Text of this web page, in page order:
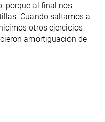
porque al final nos
Cuando saltamos a
otros ejercicios
amortiguación de